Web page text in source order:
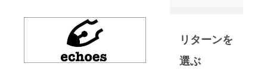
ア「クリエ
イターズ
VOICE」を
リターンを
選ぶ